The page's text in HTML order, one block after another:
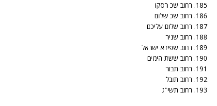
185. רחוב שכ רסקו
186. רחוב שכ שלום
187. רחוב שלום עליכם
188. רחוב שניר
189. רחוב שפירא ישראל
190. רחוב ששת הימים
191. רחוב תבור
192. רחוב תובל
193. רחוב תשי"ג